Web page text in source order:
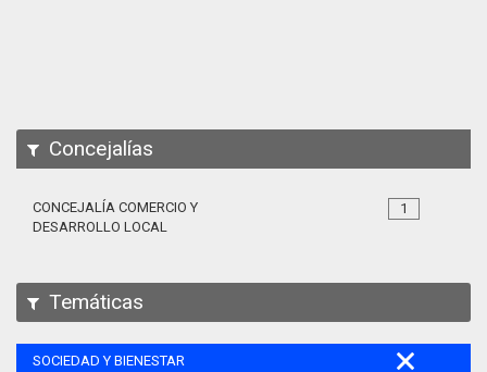
Concejalías
1
CONCEJALÍA COMERCIO Y
DESARROLLO LOCAL
Temáticas
SOCIEDAD Y BIENESTAR